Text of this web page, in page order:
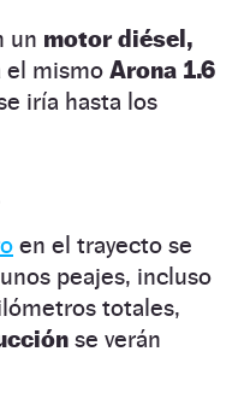
un motor diésel,
el mismo Arona 1.6
iría hasta los
en el trayecto se
peajes, incluso
totales,
se verán